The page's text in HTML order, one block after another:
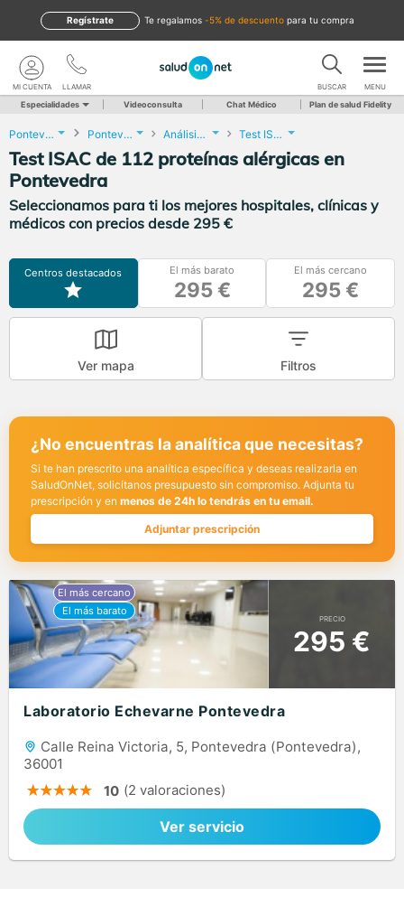
te regalamos -5% de descuento para tu compra
Regístrate
LLAMAR
MI CUENTA BUSCAR MENU
Especialidades Videoconsulta Chat Médico Plan de salud Fidelity
Pontevedra Pontevedra Análisis Clínicos Test ISAC de 112 proteínas alérgicas
Test ISAC de 112 proteínas alérgicas en
Pontevedra
Seleccionamos para ti los mejores hospitales, clínicas y
médicos con precios desde 295 €
Centros destacados El más barato
295 €
El más cercano
295 €
Ver mapa Filtros
¿No encuentras la analítica que necesitas?
Si te han prescrito una analítica específica y deseas realizarla en
SaludOnNet, solicítanos presupuesto sin compromiso. Adjunta tu
prescripción y en menos de 24h lo tendrás en tu email.
Adjuntar prescripción
PRECIO
295 €
Laboratorio Echevarne Pontevedra
Calle Reina Victoria, 5, Pontevedra (Pontevedra),
36001
10 (2 valoraciones)
Ver servicio